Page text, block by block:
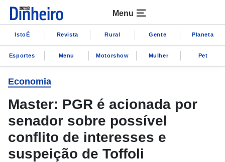
Menu
IstoÉ Revista Rural Gente Planeta
Esportes Menu Motorshow Mulher Pet
Economia
Master: PGR é acionada por
senador sobre possível
conflito de interesses e
suspeição de Toffoli